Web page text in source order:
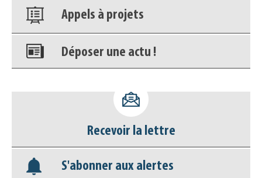
Appels à projets
Déposer une actu !
déconnecter)
Base documentaire
Nos veilles Scoop.it
Recevoir la lettre
S'abonner aux alertes